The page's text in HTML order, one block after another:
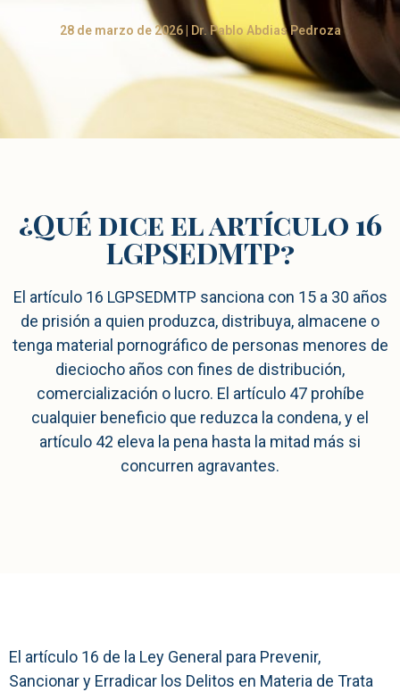
28 de marzo de 2026 | Dr. Pablo Abdias Pedroza
¿Qué dice el artículo 16
LGPSEDMTP?
El artículo 16 LGPSEDMTP sanciona con 15 a 30 años
de prisión a quien produzca, distribuya, almacene o
tenga material pornográfico de personas menores de
dieciocho años con fines de distribución,
comercialización o lucro. El artículo 47 prohíbe
cualquier beneficio que reduzca la condena, y el
artículo 42 eleva la pena hasta la mitad más si
concurren agravantes.
El artículo 16 de la Ley General para Prevenir,
Sancionar y Erradicar los Delitos en Materia de Trata